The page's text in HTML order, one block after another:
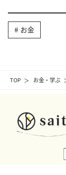
TOP お金・学ぶ
お金